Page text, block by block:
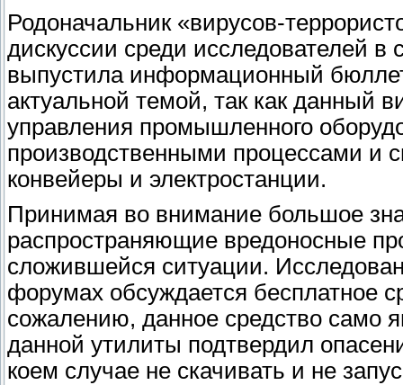
Родоначальник «вирусов-
дискуссии среди исследователей
выпустила информационный
актуальной темой, так как данный
управления промышленного
производственными процессами и
конвейеры и электростанции.
Принимая во внимание большое
распространяющие вредоносные
сложившейся ситуации.
форумах обсуждается бесплатное
сожалению, данное средство само
данной утилиты подтвердил
коем случае не скачивать и не